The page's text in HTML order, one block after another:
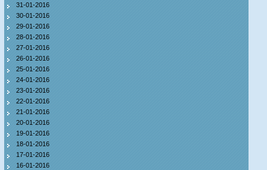
31-01-2016
30-01-2016
29-01-2016
28-01-2016
27-01-2016
26-01-2016
25-01-2016
24-01-2016
23-01-2016
22-01-2016
21-01-2016
20-01-2016
19-01-2016
18-01-2016
17-01-2016
16-01-2016